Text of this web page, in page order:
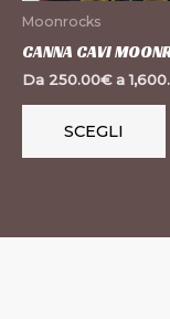
Moonrocks
CANNA CAVI
Da 250.00€a
SCEGLI